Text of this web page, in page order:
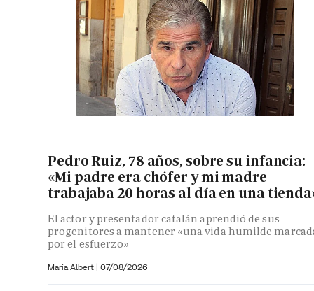
Pedro Ruiz, 78 años, sobre su infancia:
«Mi padre era chófer y mi madre
trabajaba 20 horas al día en una
El actor y presentador catalán aprendió de sus
progenitores a mantener «una vida humilde
por el esfuerzo»
María Albert | 07/08/2026